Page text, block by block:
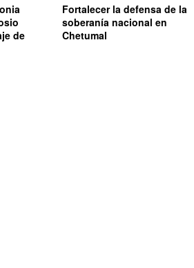
de
Fortalecer la defensa de la
soberanía nacional en
Chetumal